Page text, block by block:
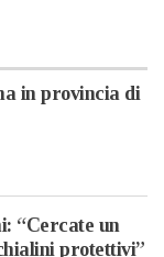
in provincia di
“Cercate un
protettivi”